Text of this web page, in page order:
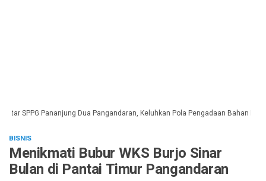
SPPG Pananjung Dua Pangandaran, Keluhkan Pola Pengadaan Bahan Baku
BISNIS
Menikmati Bubur WKS Burjo Sinar
Bulan di Pantai Timur Pangandaran